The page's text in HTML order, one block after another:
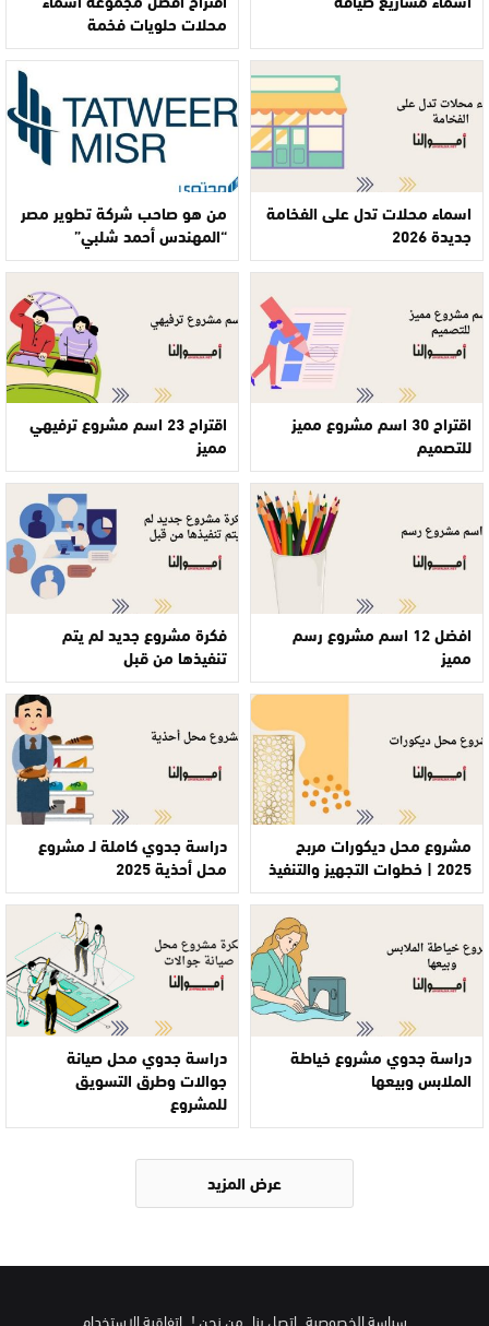
محلات حلويات فخمة
اسماء محلات تدل على الفخامة
جديدة 2026
من هو صاحب شركة تطوير مصر
“المهندس أحمد شلبي”
اقتراح 30 اسم مشروع مميز
للتصميم
اقتراح 23 اسم مشروع ترفيهي
مميز
افضل 12 اسم مشروع رسم
مميز
فكرة مشروع جديد لم يتم
تنفيذها من قبل
مشروع محل ديكورات مربح
2025 | خطوات التجهيز والتنفيذ
دراسة جدوي كاملة لـ مشروع
محل أحذية 2025
دراسة جدوي مشروع خياطة
الملابس وبيعها
دراسة جدوي محل صيانة
جوالات وطرق التسويق
للمشروع
عرض المزيد
سياسة الخصوصية اتصل بنا من نحن ! اتفاقية الاستخدام